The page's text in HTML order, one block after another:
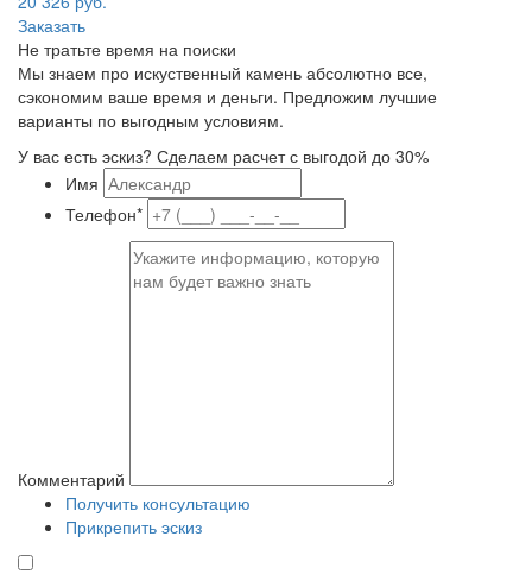
Заказать
Не тратьте время на поиски
Мы знаем про искуственный камень абсолютно все,
сэкономим ваше время и деньги. Предложим лучшие
варианты по выгодным условиям.
У вас есть эскиз? Сделаем расчет с выгодой до 30%
Имя
Телефон*
Комментарий
Получить консультацию
Прикрепить эскиз